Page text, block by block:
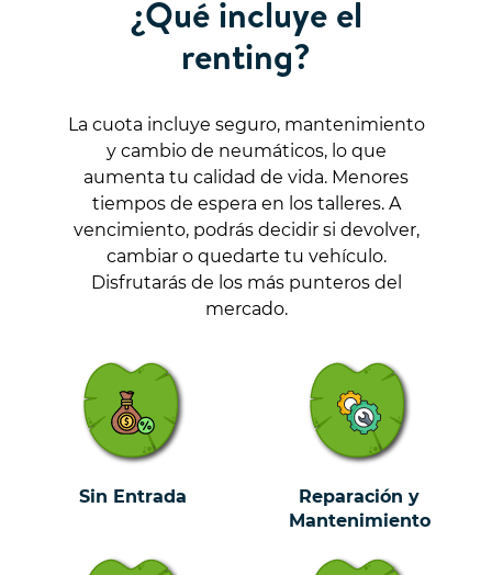
¿Qué incluye el
renting?
La cuota incluye seguro, mantenimiento
y cambio de neumáticos, lo que
aumenta tu calidad de vida. Menores
tiempos de espera en los talleres. A
vencimiento, podrás decidir si devolver,
cambiar o quedarte tu vehículo.
Disfrutarás de los más punteros del
mercado.
Sin Entrada
Reparación y
Mantenimiento